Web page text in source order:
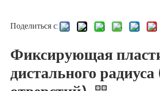
Поделиться с:
Фиксирующая
дистального радиуса